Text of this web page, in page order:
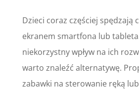
Dzieci coraz częściej spędzają
ekranem smartfona lub
niekorzystny wpływ na ich
warto znaleźć alternatywę.
zabawki na sterowanie ręką